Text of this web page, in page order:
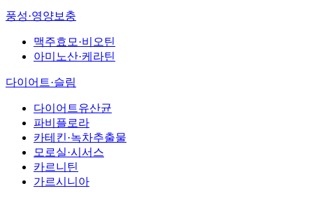
풍성·영양보충
맥주효모·비오틴
아미노산·케라틴
다이어트·슬림
다이어트유산균
파비플로라
카테킨·녹차추출물
모로실·시서스
카르니틴
가르시니아